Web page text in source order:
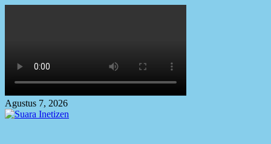
Agustus 7, 2026